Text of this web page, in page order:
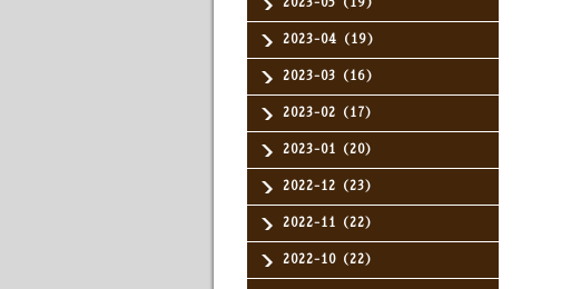
2023-05（19）
2023-04（19）
2023-03（16）
2023-02（17）
2023-01（20）
2022-12（23）
2022-11（22）
2022-10（22）